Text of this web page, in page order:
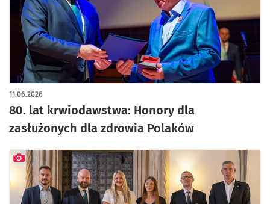
80. lat krwiodawstwa: Honory dla
zasłużonych dla zdrowia Polaków
11.06.2026
artykuł z galerią zdjęć